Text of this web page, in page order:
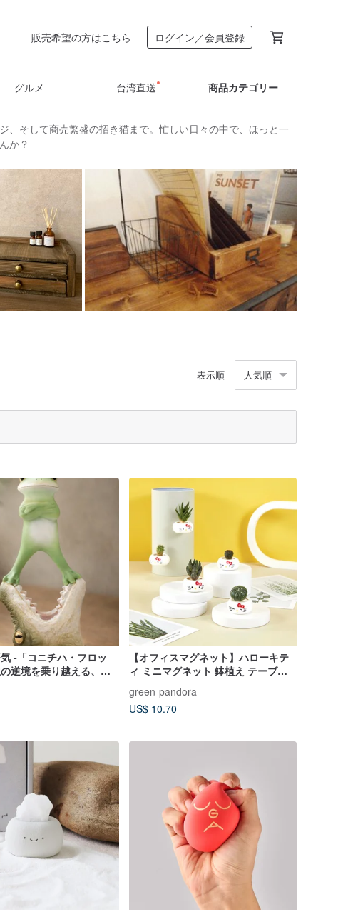
販売希望の方はこちら ログイン／会員登録
グルメ 台湾直送 商品カテゴリー
、そして商売繁盛の招き猫まで。忙しい日々の中で、ほっと一
か？
表示順 人気順
-「コニチハ・フロッ
逆境を乗り越える、デ
【オフィスマグネット】ハローキテ
ィ ミニマグネット 鉢植え テーブル
green-pandora
US$ 10.70